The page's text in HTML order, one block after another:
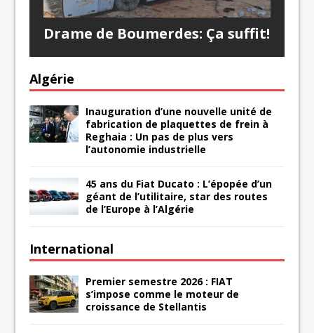
Drame de Boumerdes: Ça suffit!
Algérie
Inauguration d’une nouvelle unité de
fabrication de plaquettes de frein à
Reghaia : Un pas de plus vers
l’autonomie industrielle
45 ans du Fiat Ducato : L’épopée d’un
géant de l’utilitaire, star des routes
de l’Europe à l’Algérie
International
Premier semestre 2026 : FIAT
s’impose comme le moteur de
croissance de Stellantis